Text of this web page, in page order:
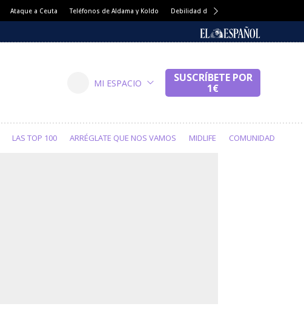
Ataque a Ceuta Teléfonos de Aldama y Koldo Debilidad de Sánchez
LAS TOP 100 ARRÉGLATE QUE NOS VAMOS MIDLIFE COMUNIDAD